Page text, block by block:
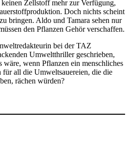
Zellstoff mehr zur Verfügung,
Doch nichts scheint
bringen. Aldo und Tamara sehen nur
den Pflanzen Gehör verschaffen.
bei der TAZ
Umweltthriller geschrieben,
wäre, wenn Pflanzen ein menschliches
für all die Umweltsauereien, die die
rächen würden?